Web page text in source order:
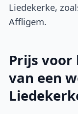
Liedekerke,
Affligem.
Prijs
van een